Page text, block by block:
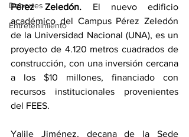
Deportes
Entretenimiento
Pérez Zeledón. El nuevo edificio
académico del Campus Pérez Zeledón
de la Universidad Nacional (UNA), es un
proyecto de 4.120 metros cuadrados de
construcción, con una inversión cercana
a los $10 millones, financiado con
recursos institucionales provenientes
del FEES.
Yalile Jiménez, decana de la Sede